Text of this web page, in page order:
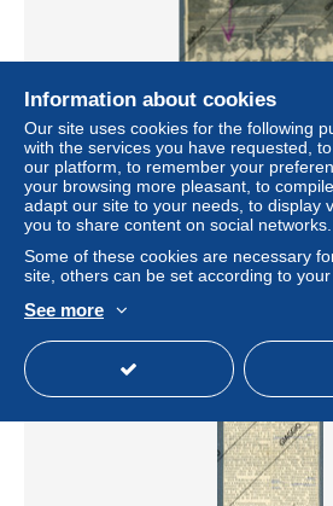
°°° giornali n. 2821 - ritagli di
fuori formato °°°
±
Status
Information about cookies
Our site uses cookies for the following
with the services you have requested,
our platform, to remember your
your browsing more pleasant, to
adapt our site to your needs, to display
you to share content on social networks.
Some of these cookies are necessary
site, others can be set according to your
See more